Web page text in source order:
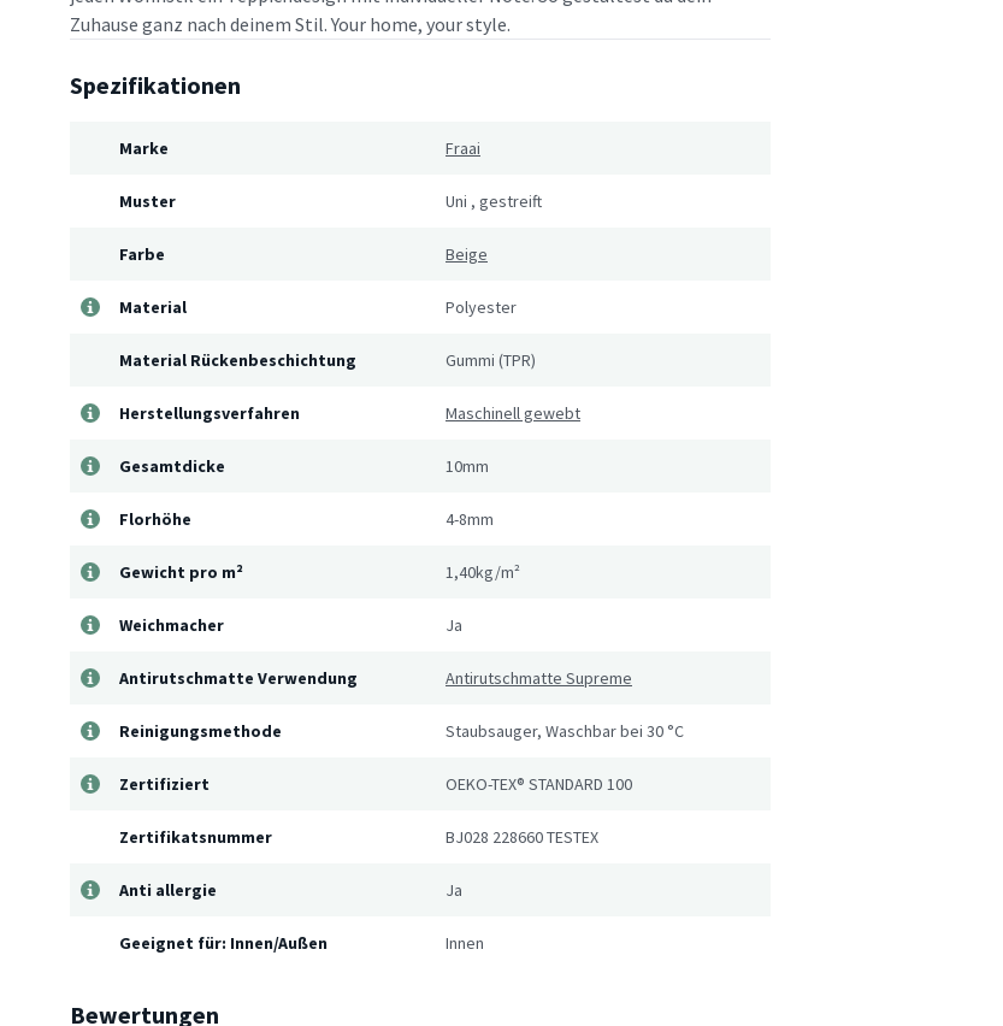
Zuhause ganz nach deinem Stil. Your home, your style.
Spezifikationen
Marke Fraai
Muster Uni , gestreift
Farbe Beige
Material Polyester
Material Rückenbeschichtung Gummi (TPR)
Herstellungsverfahren Maschinell gewebt
Gesamtdicke 10mm
Florhöhe 4-8mm
Gewicht pro m² 1,40kg/m²
Weichmacher Ja
Antirutschmatte Verwendung Antirutschmatte Supreme
Reinigungsmethode Staubsauger, Waschbar bei 30 °C
Zertifiziert OEKO-TEX® STANDARD 100
Zertifikatsnummer BJ028 228660 TESTEX
Anti allergie Ja
Geeignet für: Innen/Außen Innen
Bewertungen